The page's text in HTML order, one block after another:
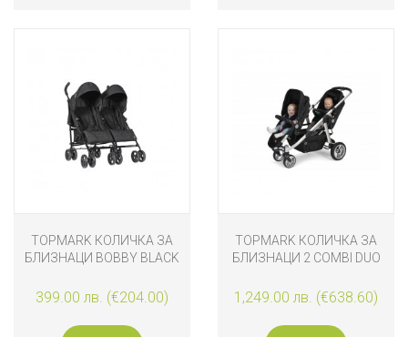
TOPMARK КОЛИЧКА ЗА
БЛИЗНАЦИ BOBBY BLACK
399.00 лв. (€204.00)
TOPMARK КОЛИЧКА ЗА
БЛИЗНАЦИ 2 COMBI DUO
1,249.00 лв. (€638.60)